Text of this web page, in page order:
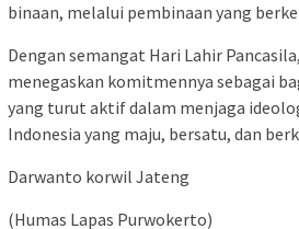
binaan, melalui pembinaan yang
Dengan semangat Hari Lahir
menegaskan komitmennya sebagai
yang turut aktif dalam menjaga
Indonesia yang maju, bersatu, dan
Darwanto korwil Jateng
(Humas Lapas Purwokerto)